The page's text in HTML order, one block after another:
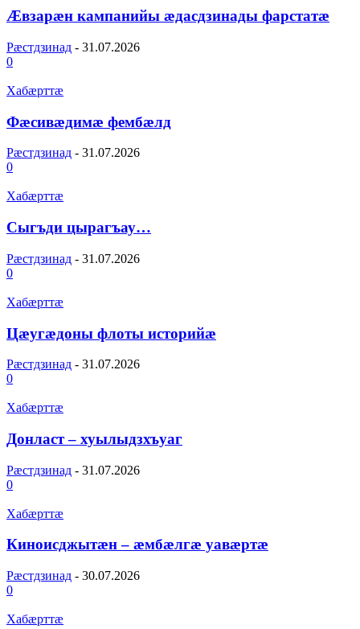
Æвзарæн кампанийы æдасдзинады фарстатæ
Рæстдзинад - 31.07.2026
0
Хабæрттæ
Фæсивæдимæ фембæлд
Рæстдзинад - 31.07.2026
0
Хабæрттæ
Сыгъди цырагъау…
Рæстдзинад - 31.07.2026
0
Хабæрттæ
Цæугæдоны флоты историйæ
Рæстдзинад - 31.07.2026
0
Хабæрттæ
Донласт – хуылыдзхъуаг
Рæстдзинад - 31.07.2026
0
Хабæрттæ
Киноисджытæн – æмбæлгæ уавæртæ
Рæстдзинад - 30.07.2026
0
Хабæрттæ